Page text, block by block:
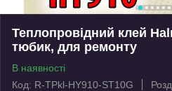
Теплопровідний клей
тюбик, для ремонту
В наявності
Код: R-TPkl-HY910-ST10G